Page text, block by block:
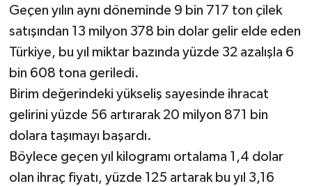
Geçen yılın aynı döneminde 9 bin 717 ton çilek
satışından 13 milyon 378 bin dolar gelir elde eden
Türkiye, bu yıl miktar bazında yüzde 32 azalışla 6
bin 608 tona geriledi.
Birim değerindeki yükseliş sayesinde ihracat
gelirini yüzde 56 artırarak 20 milyon 871 bin
dolara taşımayı başardı.
Böylece geçen yıl kilogramı ortalama 1,4 dolar
olan ihraç fiyatı, yüzde 125 artarak bu yıl 3,16